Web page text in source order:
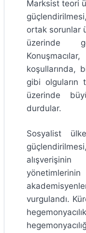
Marksist teori
ortak sorunlar
üzerinde
koşullarında,
gibi olguların
üzerinde
durdular.
Sosyalist
vurgulandı.